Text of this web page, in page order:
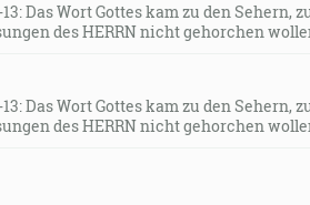
Das Wort Gottes kam zu den
des HERRN nicht gehorchen
Das Wort Gottes kam zu den
des HERRN nicht gehorchen